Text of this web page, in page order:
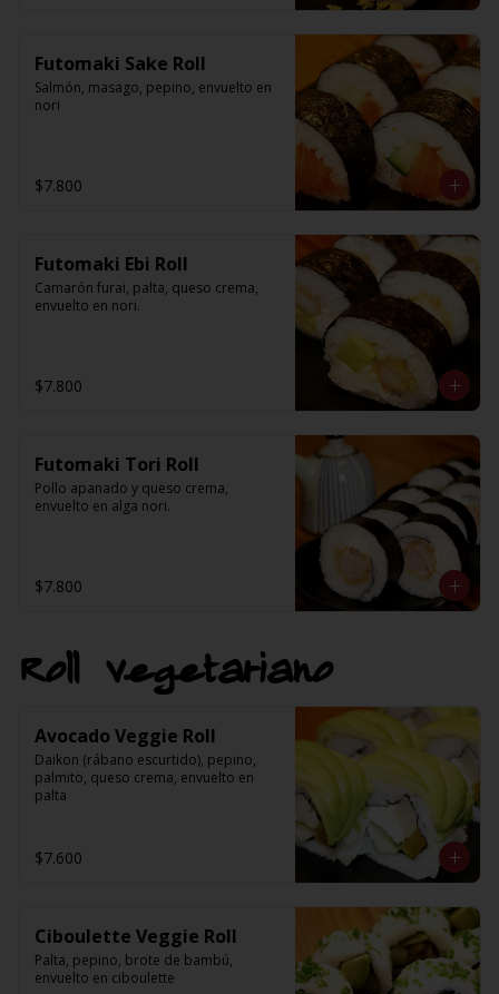
Futomaki Sake Roll
Salmón, masago, pepino, envuelto en
nori
$7.800
Futomaki Ebi Roll
Camarón furai, palta, queso crema,
envuelto en nori.
$7.800
Futomaki Tori Roll
Pollo apanado y queso crema,
envuelto en alga nori.
$7.800
Roll vegetariano
Avocado Veggie Roll
Daikon (rábano escurtido), pepino,
palmito, queso crema, envuelto en
palta
$7.600
Ciboulette Veggie Roll
Palta, pepino, brote de bambú,
envuelto en ciboulette